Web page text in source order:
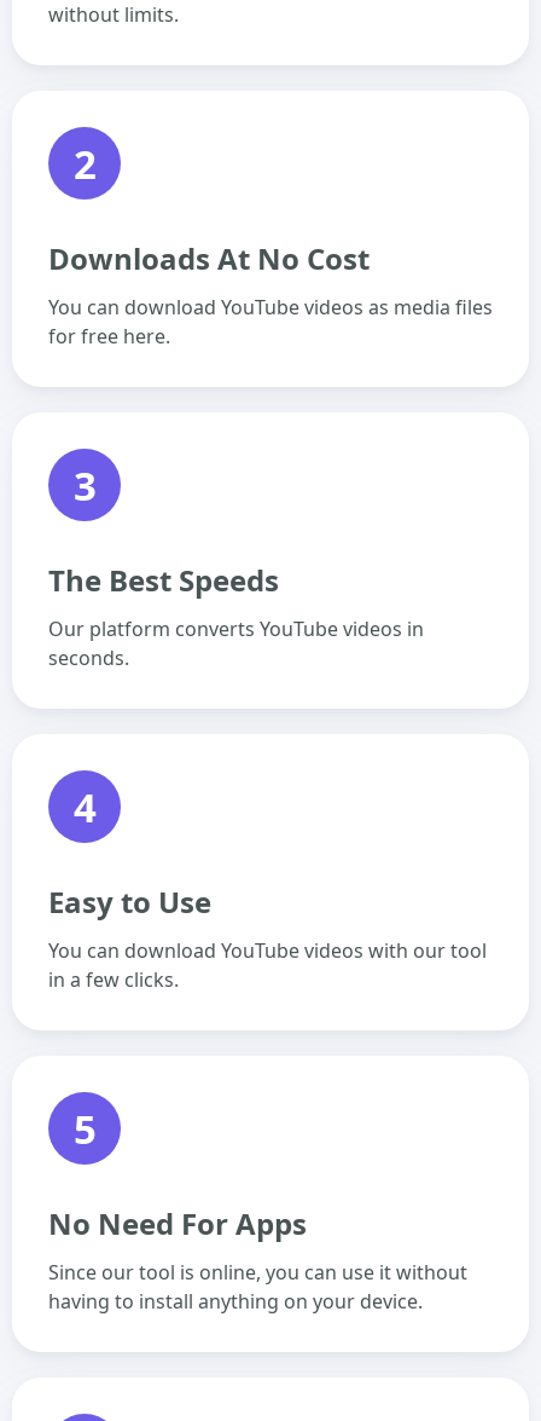
without limits.
2
Downloads At No Cost
You can download YouTube videos as media files
for free here.
3
The Best Speeds
Our platform converts YouTube videos in
seconds.
4
Easy to Use
You can download YouTube videos with our tool
in a few clicks.
5
No Need For Apps
Since our tool is online, you can use it without
having to install anything on your device.